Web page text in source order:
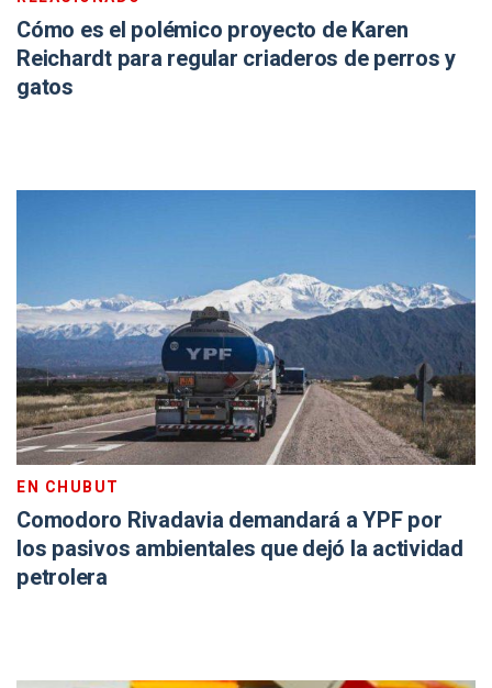
Cómo es el polémico proyecto de Karen
Reichardt para regular criaderos de perros y
gatos
EN CHUBUT
Comodoro Rivadavia demandará a YPF por
los pasivos ambientales que dejó la actividad
petrolera